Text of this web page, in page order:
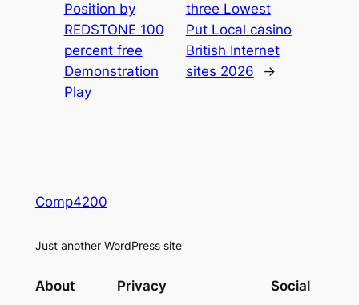
Position by
REDSTONE 100
percent free
Demonstration
Play
three Lowest
Put Local casino
British Internet
sites 2026
→
Comp4200
Just another WordPress site
About Privacy Social